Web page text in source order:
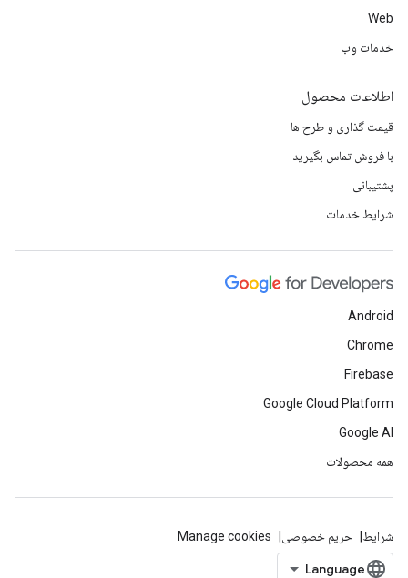
Web
خدمات وب
اطلاعات محصول
قیمت گذاری و طرح ها
با فروش تماس بگیرید
پشتیبانی
شرایط خدمات
Android
Chrome
Firebase
Google Cloud Platform
Google AI
همه محصولات
شرایط حریم خصوصی Manage cookies